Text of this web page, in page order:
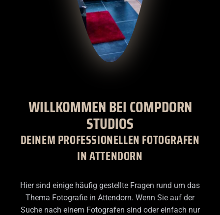
WILLKOMMENBEICOMPDORN
STUDIOS
DEINEM PROFESSIONELLEN FOTOGRAFEN
IN ATTENDORN
Hier sind einige häufig gestellte Fragen rund um das
Thema Fotografie in Attendorn. Wenn Sie auf der
Suche nach einem Fotografen sind oder einfach nur